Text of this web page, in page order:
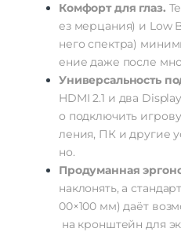
Комфортдля глаз.
езмерцания) и Low
него спектра)
ение даже после
Универсальность
HDMI 2.1 и два
о подключить
ления, ПК и другие
но.
Продуманная
наклонять, а
00×100 мм) даёт
на кронштейн для